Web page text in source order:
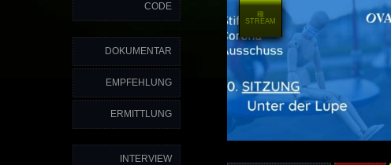
CODE
DOKUMENTAR
EMPFEHLUNG
ERMITTLUNG
INTERVIEW
種
STREAM